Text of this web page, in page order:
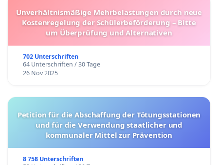
Unverhältnismäßige Mehrbelastungen durch neue
Kostenregelung der Schülerbeförderung – Bitte
um Überprüfung und Alternativen
702 Unterschriften
64 Unterschriften / 30 Tage
26 Nov 2025
Petition für die Abschaffung der Tötungsstationen
und für die Verwendung staatlicher und
kommunaler Mittel zur Prävention
8 758 Unterschriften